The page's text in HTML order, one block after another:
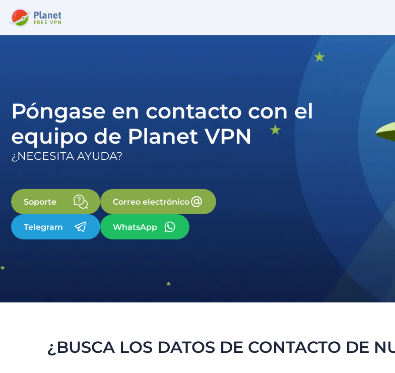
Póngase en contacto con el
equipo de Planet VPN
¿NECESITA AYUDA?
Soporte Correo electrónico
Telegram WhatsApp
¿BUSCA LOS DATOS DE CONTACTO DE